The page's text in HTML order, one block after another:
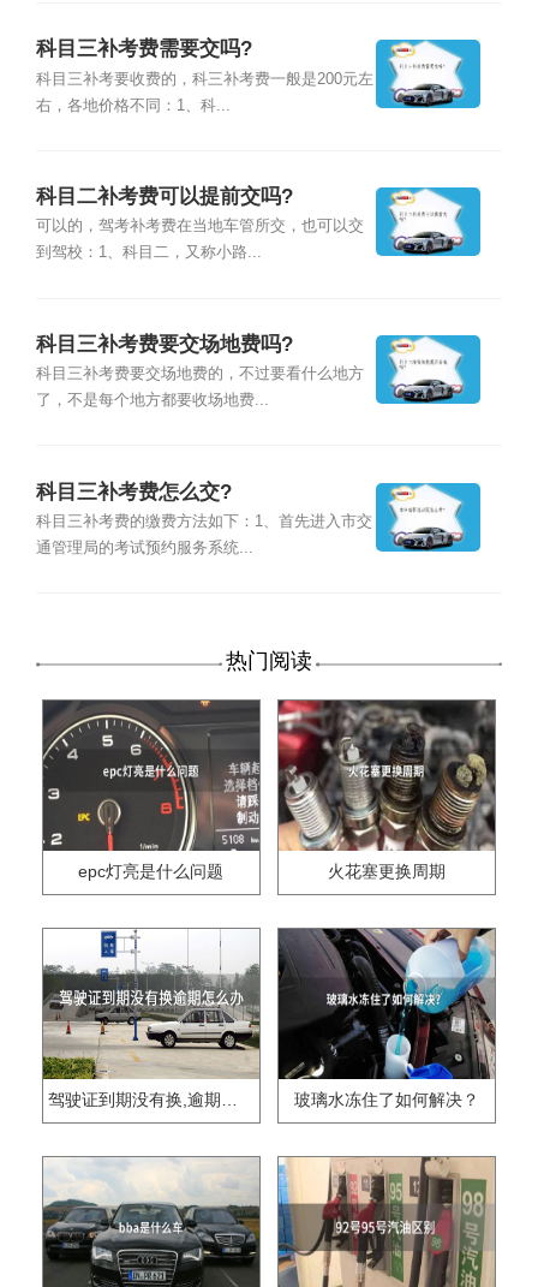
科目三补考费需要交吗?
科目三补考要收费的，科三补考费一般是200元左
右，各地价格不同：1、科...
科目二补考费可以提前交吗?
可以的，驾考补考费在当地车管所交，也可以交
到驾校：1、科目二，又称小路...
科目三补考费要交场地费吗?
科目三补考费要交场地费的，不过要看什么地方
了，不是每个地方都要收场地费...
科目三补考费怎么交?
科目三补考费的缴费方法如下：1、首先进入市交
通管理局的考试预约服务系统...
热门阅读
epc灯亮是什么问题 火花塞更换周期
驾驶证到期没有换,逾期怎么办?? 玻璃水冻住了如何解决？